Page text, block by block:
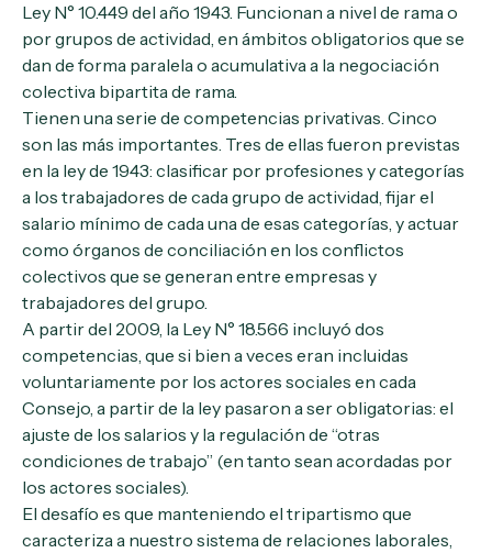
Ley N° 10.449 del año 1943. Funcionan a nivel de rama o
por grupos de actividad, en ámbitos obligatorios que se
dan de forma paralela o acumulativa a la negociación
colectiva bipartita de rama.
Tienen una serie de competencias privativas. Cinco
son las más importantes. Tres de ellas fueron previstas
en la ley de 1943: clasificar por profesiones y categorías
a los trabajadores de cada grupo de actividad, fijar el
salario mínimo de cada una de esas categorías, y actuar
como órganos de conciliación en los conflictos
colectivos que se generan entre empresas y
trabajadores del grupo.
A partir del 2009, la Ley N° 18.566 incluyó dos
competencias, que si bien a veces eran incluidas
voluntariamente por los actores sociales en cada
Consejo, a partir de la ley pasaron a ser obligatorias: el
ajuste de los salarios y la regulación de “otras
condiciones de trabajo” (en tanto sean acordadas por
los actores sociales).
El desafío es que manteniendo el tripartismo que
caracteriza a nuestro sistema de relaciones laborales,